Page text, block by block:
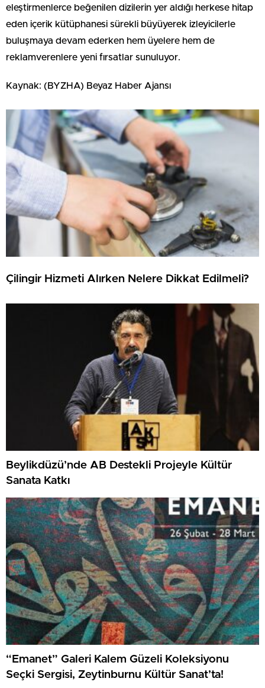
eleştirmenlerce beğenilen dizilerin yer aldığı herkese hitap
eden içerik kütüphanesi sürekli büyüyerek izleyicilerle
buluşmaya devam ederken hem üyelere hem de
reklamverenlere yeni fırsatlar sunuluyor.
Kaynak: (BYZHA) Beyaz Haber Ajansı
Çilingir Hizmeti Alırken Nelere Dikkat Edilmeli?
Beylikdüzü’nde AB Destekli Projeyle Kültür
Sanata Katkı
“Emanet” Galeri Kalem Güzeli Koleksiyonu
Seçki Sergisi, Zeytinburnu Kültür Sanat’ta!